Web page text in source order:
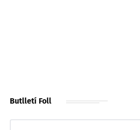
Butlletí Foll